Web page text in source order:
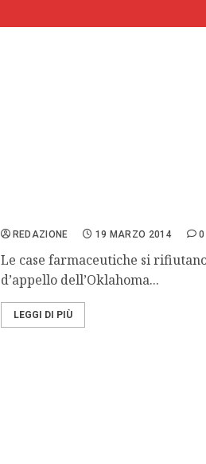
REDAZIONE 19 MARZO 2014 0
Le case farmaceutiche si
d’appello dell’Oklahoma...
LEGGI DI PIÙ